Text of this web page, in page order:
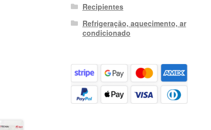
Recipientes
Refrigeração, aquecimento, ar
condicionado